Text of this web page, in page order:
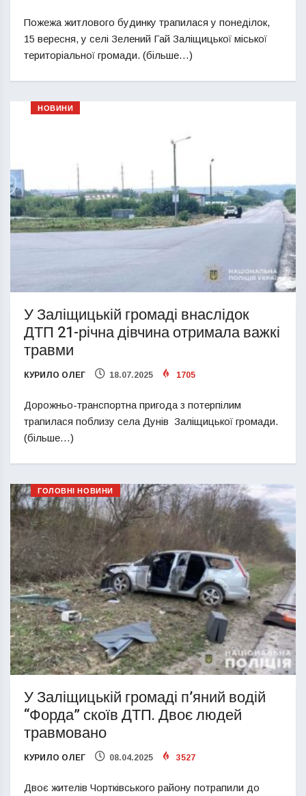
Пожежа житлового будинку трапилася у понеділок,
15 вересня, у селі Зелений Гай Заліщицької міської
територіальної громади. (більше…)
НОВИНИ
У Заліщицькій громаді внаслідок
ДТП 21-річна дівчина отримала важкі
травми
КУРИЛО ОЛЕГ 18.07.2025 1705
Дорожньо-транспортна пригода з потерпілим
трапилася поблизу села Дунів Заліщицької громади.
(більше…)
ГОЛОВНІ НОВИНИ
У Заліщицькій громаді п’яний водій
“Форда” скоїв ДТП. Двоє людей
травмовано
КУРИЛО ОЛЕГ 08.04.2025 3527
Двоє жителів Чортківського району потрапили до